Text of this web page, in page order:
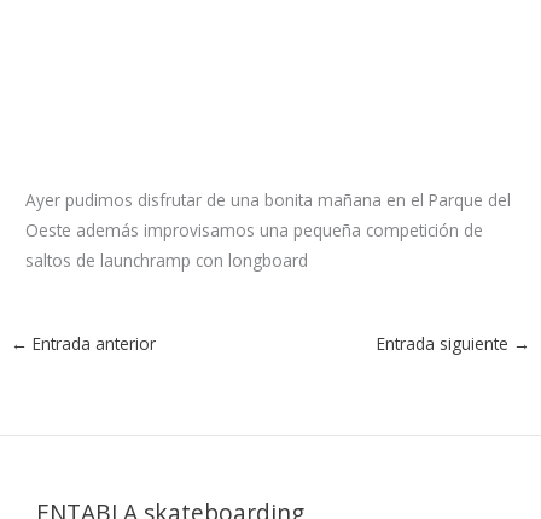
Ayer pudimos disfrutar de una bonita mañana en el Parque del
Oeste además improvisamos una pequeña competición de
saltos de launchramp con longboard
← Entrada anterior Entrada siguiente →
ENTABLA skateboarding